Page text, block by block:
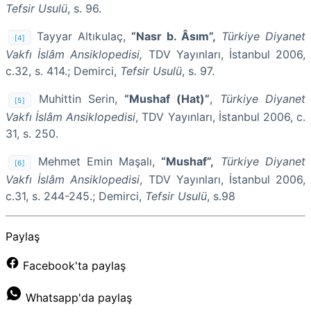
Tefsir Usulü, s. 96.
[4] Tayyar Altıkulaç, “Nasr b. Âsım”, Türkiye Diyanet
Vakfı İslâm Ansiklopedisi, TDV Yayınları, İstanbul 2006,
c.32, s. 414.; Demirci, Tefsir Usulü, s. 97.
[5] Muhittin Serin, “Mushaf (Hat)”,
Türkiye Diyanet
Vakfı İslâm Ansiklopedisi, TDV Yayınları, İstanbul 2006, c.
31, s. 250.
[6] Mehmet Emin Maşalı, “Mushaf”,
Türkiye Diyanet
Vakfı İslâm Ansiklopedisi, TDV Yayınları, İstanbul 2006,
c.31, s. 244-245.; Demirci, Tefsir Usulü, s.98
Paylaş
Facebook'ta paylaş
Whatsapp'da paylaş